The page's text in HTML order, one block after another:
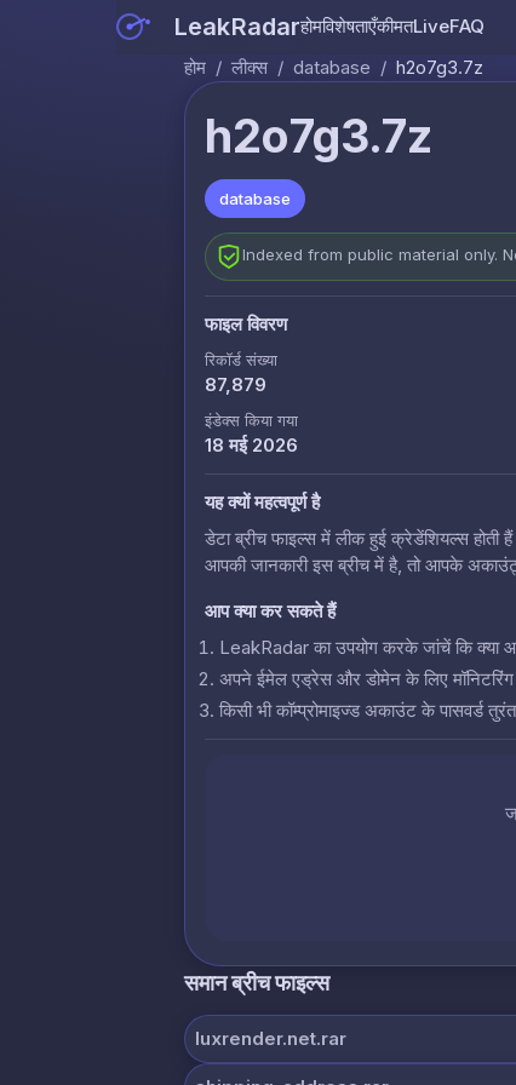
LeakRadarहोमविशेषताएँकीमतLiveFAQ
होम / लीक्स / database / h2o7g3.7z
h2o7g3.7z
database
Indexed from public material only.
फाइल विवरण
रिकॉर्ड संख्या
87,879
इंडेक्स किया गया
18 मई 2026
यह क्यों महत्वपूर्ण है
डेटा ब्रीच फाइल्स में लीक हुई क्रेडेंशियल्स
आपकी जानकारी इस ब्रीच में है, तो आपके
आप क्या कर सकते हैं
LeakRadar का उपयोग करके जांचें कि क्या
अपने ईमेल एड्रेस और डोमेन के लिए
किसी भी कॉम्प्रोमाइज्ड अकाउंट के पासवर्ड
समान ब्रीच फाइल्स
luxrender.net.rar